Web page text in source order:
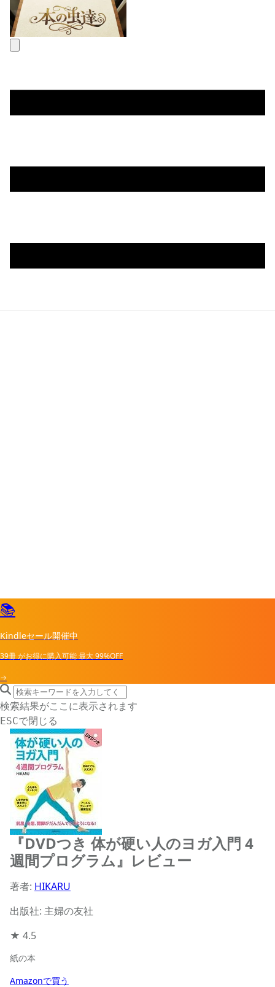
📚
Kindleセール開催中
39冊がお得に購入可能最大99%OFF
→
search icon
サイト内検索
検索結果がここに表示されます
ESCで閉じる
『DVDつき 体が硬い人のヨガ入門 4
週間プログラム』レビュー
著者: HIKARU
出版社: 主婦の友社
★ 4.5
紙の本
Amazonで買う